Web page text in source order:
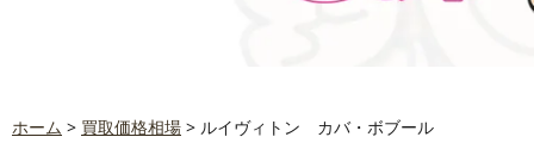
ホーム > 買取価格相場 > ルイヴィトン カバ・ボブール